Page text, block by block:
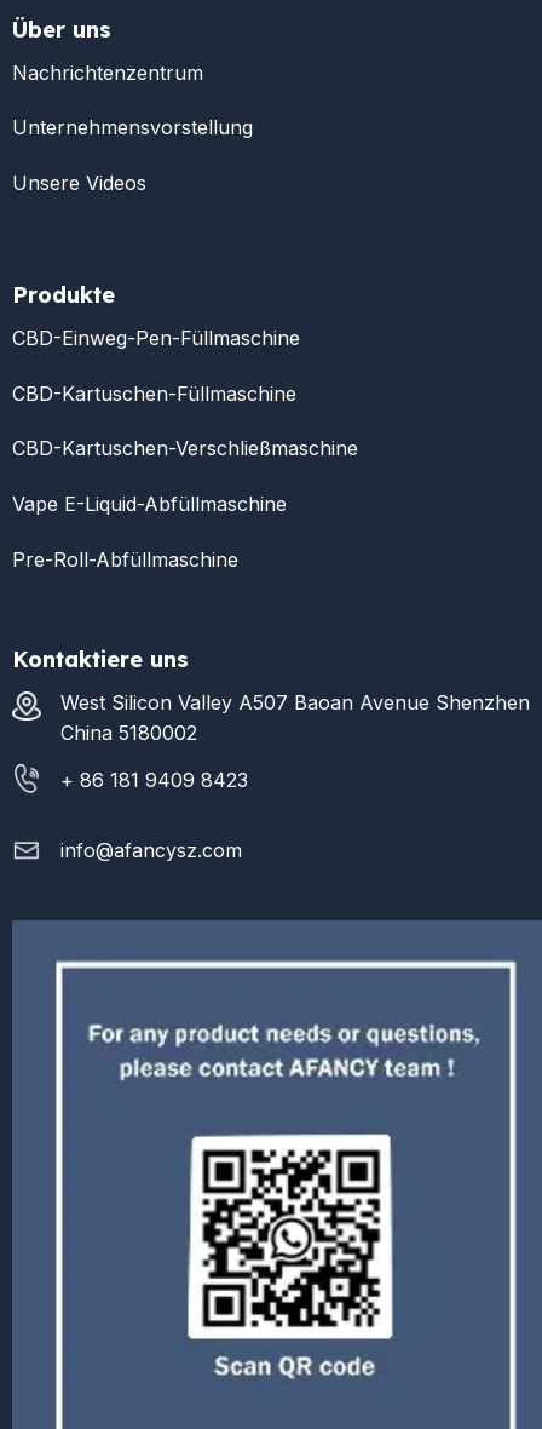
Über uns
Nachrichtenzentrum
Unternehmensvorstellung
Unsere Videos
Produkte
CBD-Einweg-Pen-Füllmaschine
CBD-Kartuschen-Füllmaschine
CBD-Kartuschen-Verschließmaschine
Vape E-Liquid-Abfüllmaschine
Pre-Roll-Abfüllmaschine
Kontaktiere uns
West Silicon Valley A507 Baoan Avenue Shenzhen
China 5180002
+ 86 181 9409 8423
info@afancysz.com